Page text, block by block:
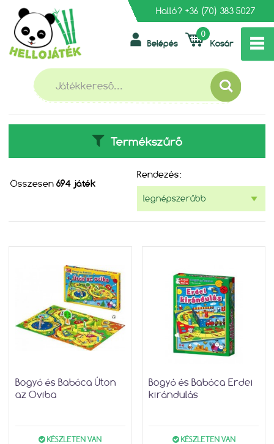
Halló? +36 (70) 383 5027
Kosár
0
Belépés
TÁRSASJÁTÉKOK, KÁRTYÁK
Termékszűrő
Összesen 694 játék
Rendezés:
Bogyó és Babóca Úton
az Oviba
KÉSZLETEN VAN
Bogyó és Babóca Erdei
kirándulás
KÉSZLETEN VAN